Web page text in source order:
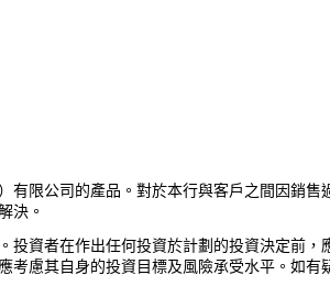
限公司的產品。對於本行與客戶之間因銷
決。
資者在作出任何投資於計劃的投資決定前
慮其自身的投資目標及風險承受水平。如有